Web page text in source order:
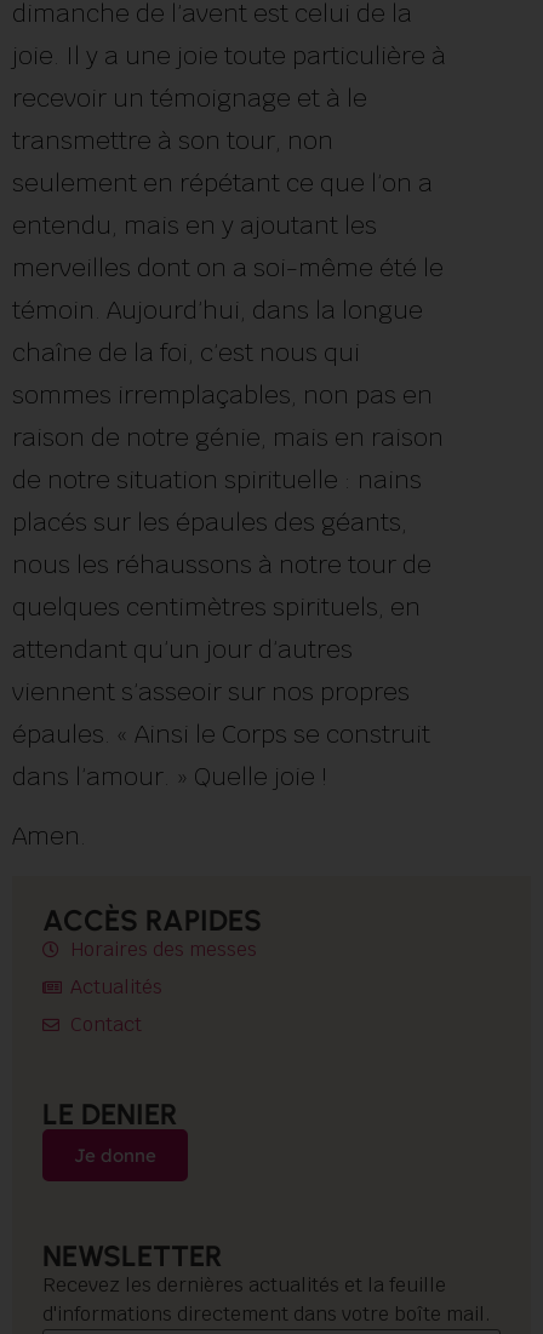
dimanche de l’avent est celui de la
joie. Il y a une joie toute particulière à
recevoir un témoignage et à le
transmettre à son tour, non
seulement en répétant ce que l’on a
entendu, mais en y ajoutant les
merveilles dont on a soi-même été le
témoin. Aujourd’hui, dans la longue
chaîne de la foi, c’est nous qui
sommes irremplaçables, non pas en
raison de notre génie, mais en raison
de notre situation spirituelle : nains
placés sur les épaules des géants,
nous les réhaussons à notre tour de
quelques centimètres spirituels, en
attendant qu’un jour d’autres
viennent s’asseoir sur nos propres
épaules. « Ainsi le Corps se construit
dans l’amour. » Quelle joie !
Amen.
ACCÈS RAPIDES
Horaires des messes
Actualités
Contact
LE DENIER
Je donne
NEWSLETTER
Recevez les dernières actualités et la feuille
d'informations directement dans votre boîte mail.